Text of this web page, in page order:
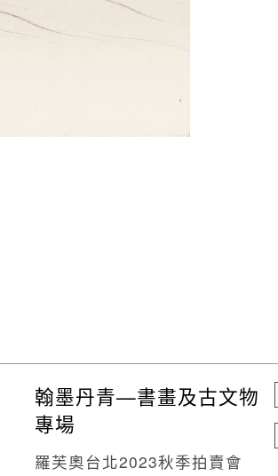
翰墨丹青—書畫及古文物
專場
羅芙奧台北2023秋季拍賣會